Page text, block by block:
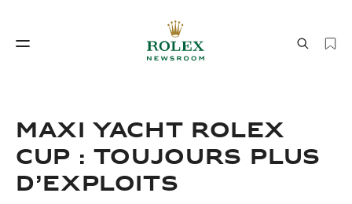
Maxi Yacht Rolex
Cup : toujours plus
d’exploits